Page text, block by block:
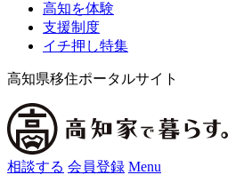
高知を体験
支援制度
イチ押し特集
高知県移住ポータルサイト
相談する 会員登録 Menu